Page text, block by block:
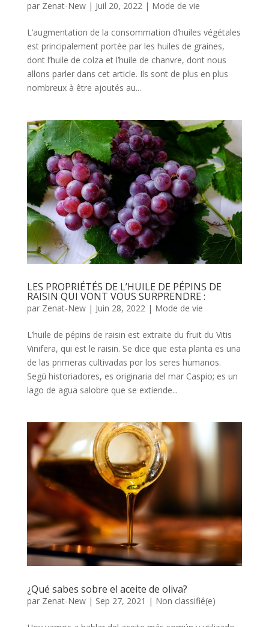
par Zenat-New| Juil 20, 2022 | Mode de vie
L’augmentation de la consommation d’huiles végétales
est principalement portée par les huiles de graines,
dont l’huile de colza et l’huile de chanvre, dont nous
allons parler dans cet article. Ils sont de plus en plus
nombreux à être ajoutés au...
LES PROPRIÉTÉS DE L’HUILE DE PÉPINS DE
RAISIN QUI VONT VOUS SURPRENDRE :
par Zenat-New| Juin 28, 2022 | Mode de vie
L’huile de pépins de raisin est extraite du fruit du Vitis
Vinifera, qui est le raisin. Se dice que esta planta es una
de las primeras cultivadas por los seres humanos.
Segú historiadores, es originaria del mar Caspio; es un
lago de agua salobre que se extiende...
¿Qué sabes sobre el aceite de oliva?
par Zenat-New| Sep 27, 2021 | Non classifié(e)